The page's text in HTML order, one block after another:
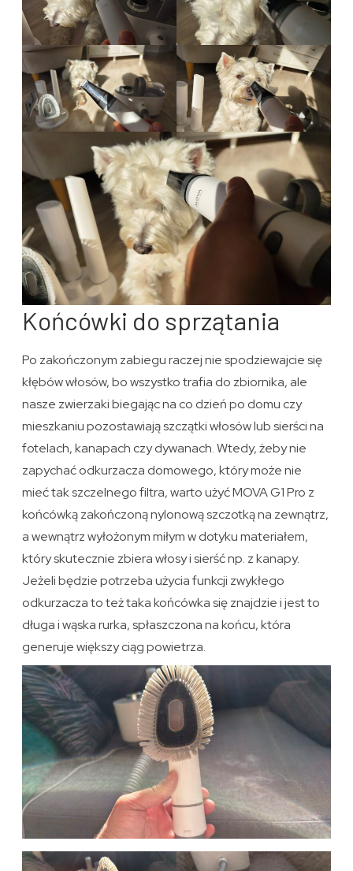
Końcówki do sprzątania
Po zakończonym zabiegu raczej nie spodziewajcie się
kłębów włosów, bo wszystko trafia do zbiornika, ale
nasze zwierzaki biegając na co dzień po domu czy
mieszkaniu pozostawiają szczątki włosów lub sierści na
fotelach, kanapach czy dywanach. Wtedy, żeby nie
zapychać odkurzacza domowego, który może nie
mieć tak szczelnego filtra, warto użyć MOVA G1 Pro z
końcówką zakończoną nylonową szczotką na zewnątrz,
a wewnątrz wyłożonym miłym w dotyku materiałem,
który skutecznie zbiera włosy i sierść np. z kanapy.
Jeżeli będzie potrzeba użycia funkcji zwykłego
odkurzacza to też taka końcówka się znajdzie i jest to
długa i wąska rurka, spłaszczona na końcu, która
generuje większy ciąg powietrza.